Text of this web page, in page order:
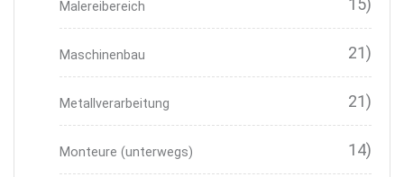
Malereibereich
Maschinenbau 21)
Metallverarbeitung 21)
Monteure (unterwegs) 14)